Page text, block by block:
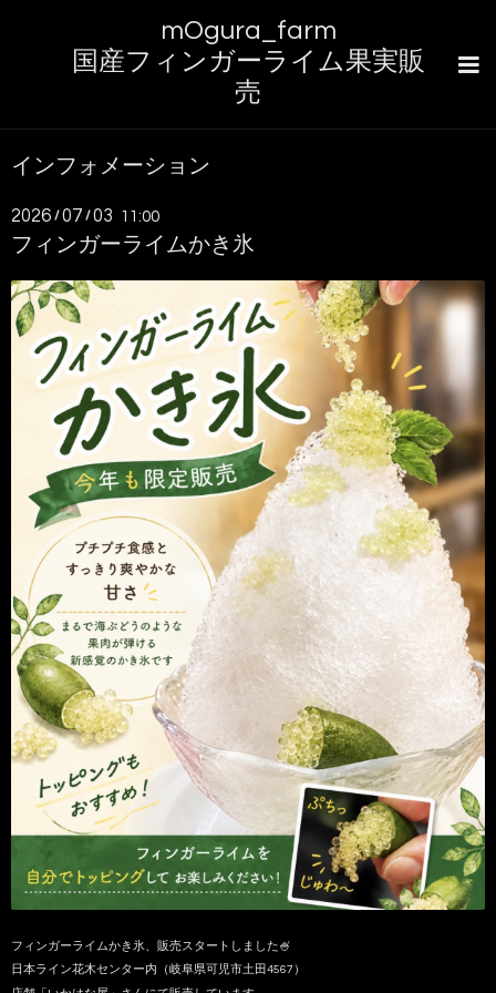
mOgura_farm
国産フィンガーライム果実販
売
インフォメーション
2026 /07 /03 11:00
フィンガーライムかき氷
フィンガーライムかき氷、販売スタートしました🍧
日本ライン花木センター内（岐阜県可児市土田4567）